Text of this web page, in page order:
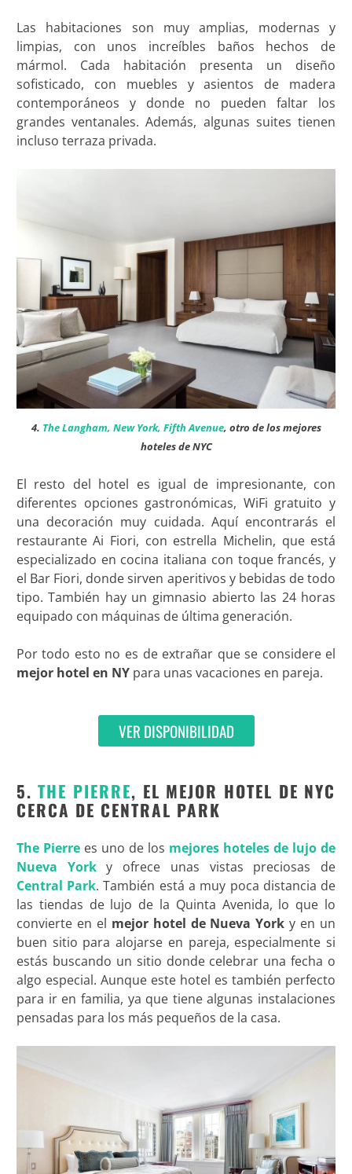
Las habitaciones son muy amplias, modernas y
limpias, con unos increíbles baños hechos de
mármol. Cada habitación presenta un diseño
sofisticado, con muebles y asientos de madera
contemporáneos y donde no pueden faltar los
grandes ventanales. Además, algunas suites tienen
incluso terraza privada.
4. The Langham, New York, Fifth Avenue, otro de los mejores
hoteles de NYC
El resto del hotel es igual de impresionante, con
diferentes opciones gastronómicas, WiFi gratuito y
una decoración muy cuidada. Aquí encontrarás el
restaurante Ai Fiori, con estrella Michelin, que está
especializado en cocina italiana con toque francés, y
el Bar Fiori, donde sirven aperitivos y bebidas de todo
tipo. También hay un gimnasio abierto las 24 horas
equipado con máquinas de última generación.
Por todo esto no es de extrañar que se considere el
mejor hotel en NYpara unas vacaciones en pareja.
VER DISPONIBILIDAD
5.THE PIERRE, EL MEJOR HOTEL DE NYC
CERCA DE CENTRAL PARK
The Pierre es uno de los mejores hoteles de lujo de
Nueva York y ofrece unas vistas preciosas de
Central Park. También está a muy poca distancia de
las tiendas de lujo de la Quinta Avenida, lo que lo
convierte en el mejor hotel de Nueva York y en un
buen sitio para alojarse en pareja, especialmente si
estás buscando un sitio donde celebrar una fecha o
algo especial. Aunque este hotel es también perfecto
para ir en familia, ya que tiene algunas instalaciones
pensadas para los más pequeños de la casa.